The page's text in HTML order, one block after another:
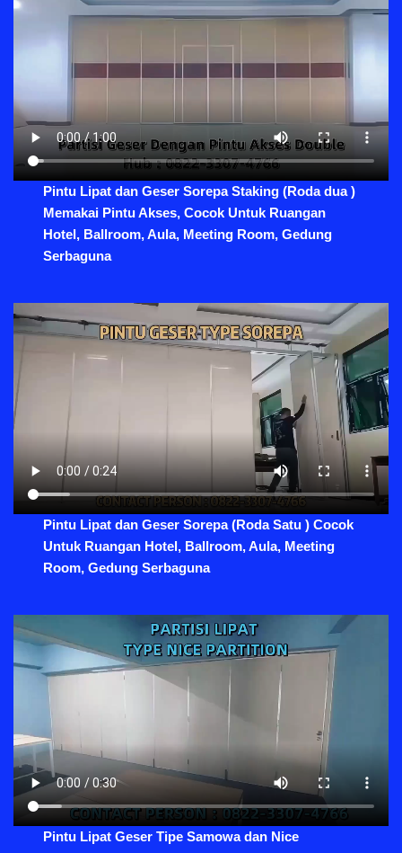
Pintu Lipat dan Geser Sorepa Staking (Roda dua )
Memakai Pintu Akses, Cocok Untuk Ruangan
Hotel, Ballroom, Aula, Meeting Room, Gedung
Serbaguna
Pintu Lipat dan Geser Sorepa (Roda Satu ) Cocok
Untuk Ruangan Hotel, Ballroom, Aula, Meeting
Room, Gedung Serbaguna
Pintu Lipat Geser Tipe Samowa dan Nice